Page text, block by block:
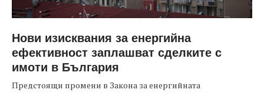
Нови изисквания за енергийна
ефективност заплашват сделките с
имоти в България
Предстоящи промени в Закона за енергийната